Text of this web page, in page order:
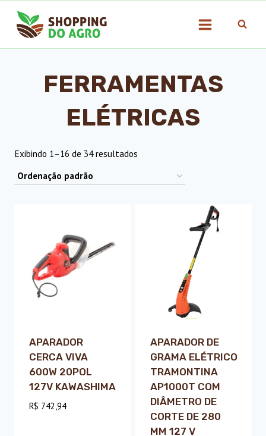
para
FERRAMENTAS
ELÉTRICAS
Exibindo 1–16 de 34 resultados
APARADOR
CERCA VIVA
600W 20POL
127V KAWASHIMA
R$ 742,94
APARADOR DE
GRAMA ELÉTRICO
TRAMONTINA
AP1000T COM
DIÂMETRO DE
CORTE DE 280
MM 127 V